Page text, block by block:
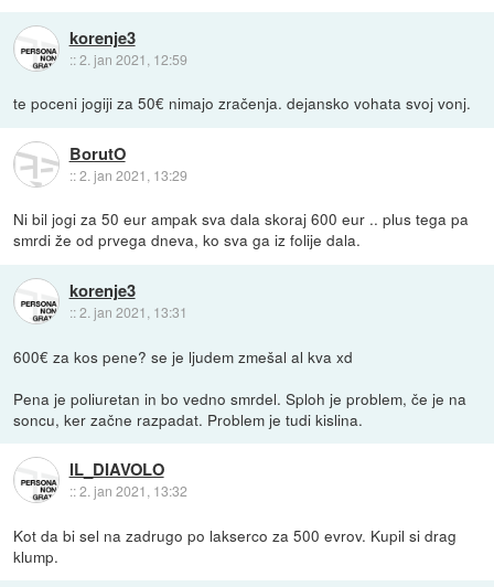
korenje3
::2. jan 2021, 12:59
te poceni jogiji za 50€ nimajo zračenja. dejansko vohata svoj vonj.
BorutO
::2. jan 2021, 13:29
Ni bil jogi za 50 eur ampak sva dala skoraj 600 eur .. plus tega pa
smrdi že od prvega dneva, ko sva ga iz folije dala.
korenje3
::2. jan 2021, 13:31
600€ za kos pene? se je ljudem zmešal al kva xd
Pena je poliuretan in bo vedno smrdel. Sploh je problem, če je na
soncu, ker začne razpadat. Problem je tudi kislina.
IL_DIAVOLO
::2. jan 2021, 13:32
Kot da bi sel na zadrugo po lakserco za 500 evrov. Kupil si drag
klump.